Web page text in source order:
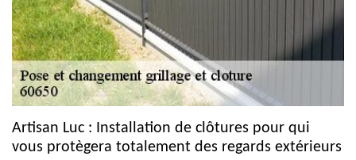
Artisan Luc : Installation de clôtures pour qui
vous protègera totalement des regards extérieurs